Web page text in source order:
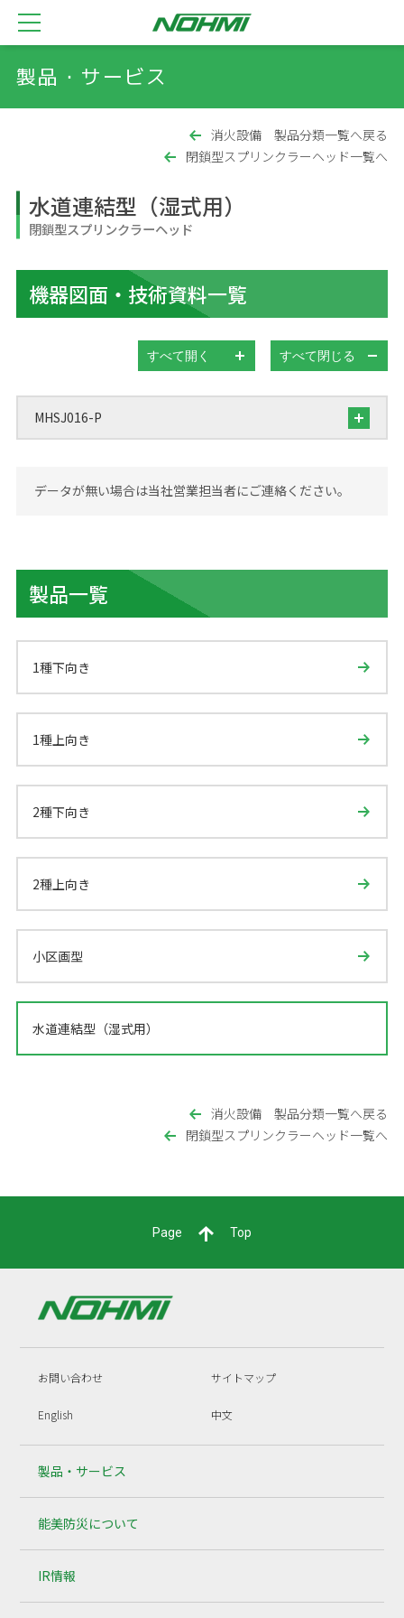
製品・サービス
消火設備 製品分類一覧へ戻る
閉鎖型スプリンクラーヘッド一覧へ
水道連結型（湿式用）
閉鎖型スプリンクラーヘッド
機器図面・技術資料一覧
すべて開く すべて閉じる
MHSJ016-P
データが無い場合は当社営業担当者にご連絡ください。
製品一覧
1種下向き
1種上向き
2種下向き
2種上向き
小区画型
水道連結型（湿式用）
消火設備 製品分類一覧へ戻る
閉鎖型スプリンクラーヘッド一覧へ
Page Top
お問い合わせ サイトマップ
English 中文
製品・サービス
能美防災について
IR情報